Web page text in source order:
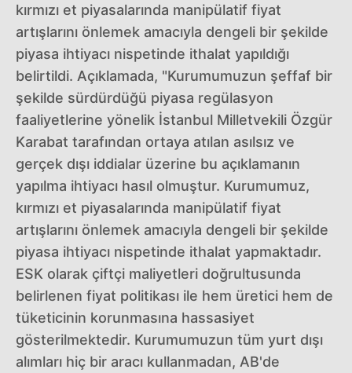
kırmızı et piyasalarında manipülatif fiyat
artışlarını önlemek amacıyla dengeli bir şekilde
piyasa ihtiyacı nispetinde ithalat yapıldığı
belirtildi. Açıklamada, "Kurumumuzun şeffaf bir
şekilde sürdürdüğü piyasa regülasyon
faaliyetlerine yönelik İstanbul Milletvekili Özgür
Karabat tarafından ortaya atılan asılsız ve
gerçek dışı iddialar üzerine bu açıklamanın
yapılma ihtiyacı hasıl olmuştur. Kurumumuz,
kırmızı et piyasalarında manipülatif fiyat
artışlarını önlemek amacıyla dengeli bir şekilde
piyasa ihtiyacı nispetinde ithalat yapmaktadır.
ESK olarak çiftçi maliyetleri doğrultusunda
belirlenen fiyat politikası ile hem üretici hem de
tüketicinin korunmasına hassasiyet
gösterilmektedir. Kurumumuzun tüm yurt dışı
alımları hiç bir aracı kullanmadan, AB'de